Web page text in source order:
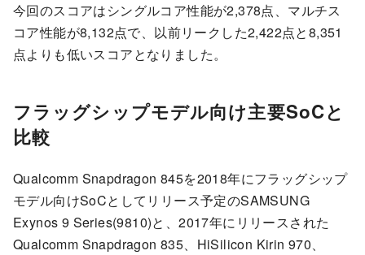
今回のスコアはシングルコア性能が2,378点、マルチス
コア性能が8,132点で、以前リークした2,422点と8,351
点よりも低いスコアとなりました。
フラッグシップモデル向け主要SoCと
比較
Qualcomm Snapdragon 845を2018年にフラッグシップ
モデル向けSoCとしてリリース予定のSAMSUNG
Exynos 9 Series(9810)と、2017年にリリースされた
Qualcomm Snapdragon 835、HiSilicon Kirin 970、